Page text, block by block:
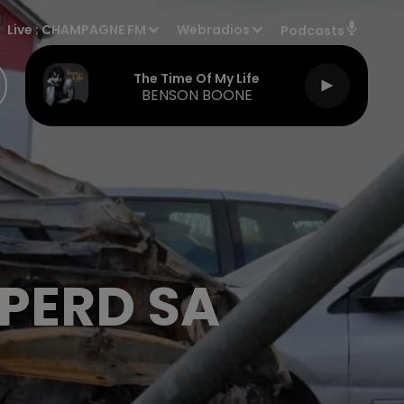
Live :CHAMPAGNE FM Webradios Podcasts
The Time Of My Life
BENSON BOONE
SA